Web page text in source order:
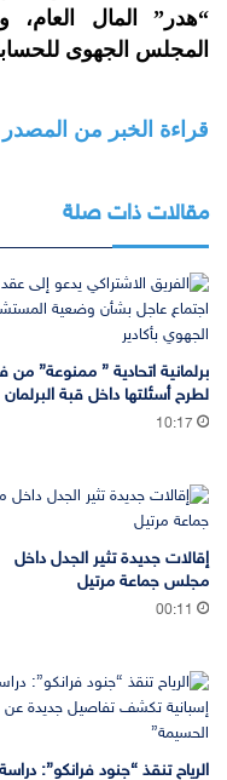
“هدر” المال
المجلس الجهوى
قراءة الخبر من المصدر
مقالات ذات صلة
برلمانية اتحادية ” ممنوعة” من
لطرح أسئلتها داخل قبة البرلمان
10:17
إقالات جديدة تثير الجدل داخل
مجلس جماعة مرتيل
00:11
الرياح تنقذ “جنود فرانكو”: دراسة